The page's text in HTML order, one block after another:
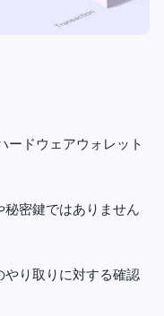
ードウェアウォレット
密鍵ではありません
り取りに対する確認